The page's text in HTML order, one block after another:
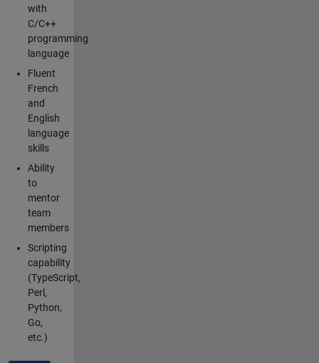
with
C/C++
programming
language
Fluent
French
and
English
language
skills
Ability
to
mentor
team
members
Scripting
capability
(TypeScript,
Perl,
Python,
Go,
etc.)